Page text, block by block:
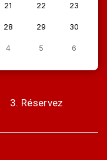
21 22 23
28 29 30
4 5 6
3. Réservez